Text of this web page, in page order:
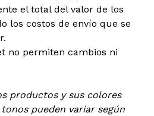
el total del valor de los
los costos de envío que se
no permiten cambios ni
productos y sus colores
pueden variar según